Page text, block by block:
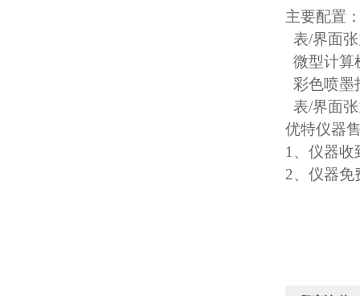
主要配置
表/界面
微型计算
彩色喷墨
表/界面
优特仪器
1、仪器收
2、仪器免